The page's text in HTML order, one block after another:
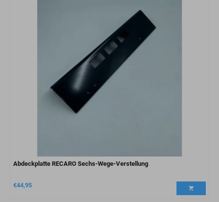
Abdeckplatte RECARO Sechs-Wege-Verstellung
€44,95